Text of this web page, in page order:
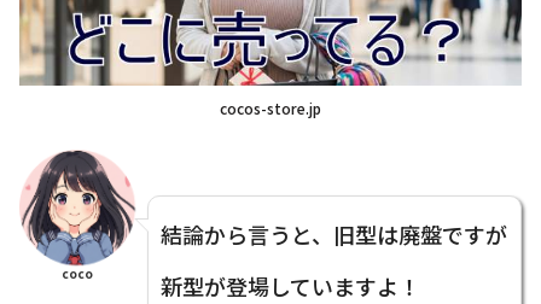
cocos-store.jp
coco
結論から言うと、旧型は廃盤ですが
新型が登場していますよ！